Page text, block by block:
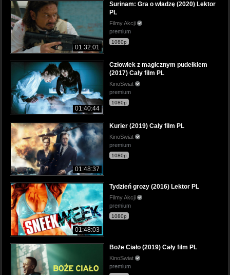
01:32:01
Surinam: Gra o władzę (2020) Lektor
PL
Filmy Akcji
premium
1080p
01:40:44
Człowiek z magicznym pudełkiem
(2017) Cały film PL
KinoSwiat
premium
1080p
01:48:37
Kurier (2019) Cały film PL
KinoSwiat
premium
1080p
01:48:03
Tydzień grozy (2016) Lektor PL
Filmy Akcji
premium
1080p
Boże Ciało (2019) Cały film PL
KinoSwiat
premium